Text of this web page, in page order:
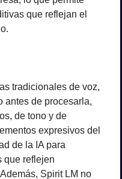
que reflejan el
tradicionales de voz,
antes de procesarla,
de tono y de
expresivos del
de la IA para
que reflejen
Spirit LM no